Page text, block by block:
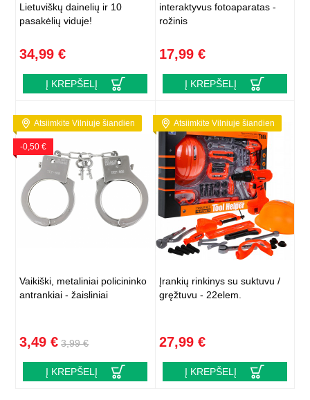
Lietuviškų dainelių ir 10
pasakėlių viduje!
34,99 €
Į KREPŠELĮ
interaktyvus fotoaparatas -
rožinis
17,99 €
Į KREPŠELĮ
Atsiimkite Vilniuje šiandien
-0,50 €
Vaikiški, metaliniai policininko
antrankiai - žaisliniai
3,49 € 3,99 €
Į KREPŠELĮ
Atsiimkite Vilniuje šiandien
Įrankių rinkinys su suktuvu /
gręžtuvu - 22elem.
27,99 €
Į KREPŠELĮ